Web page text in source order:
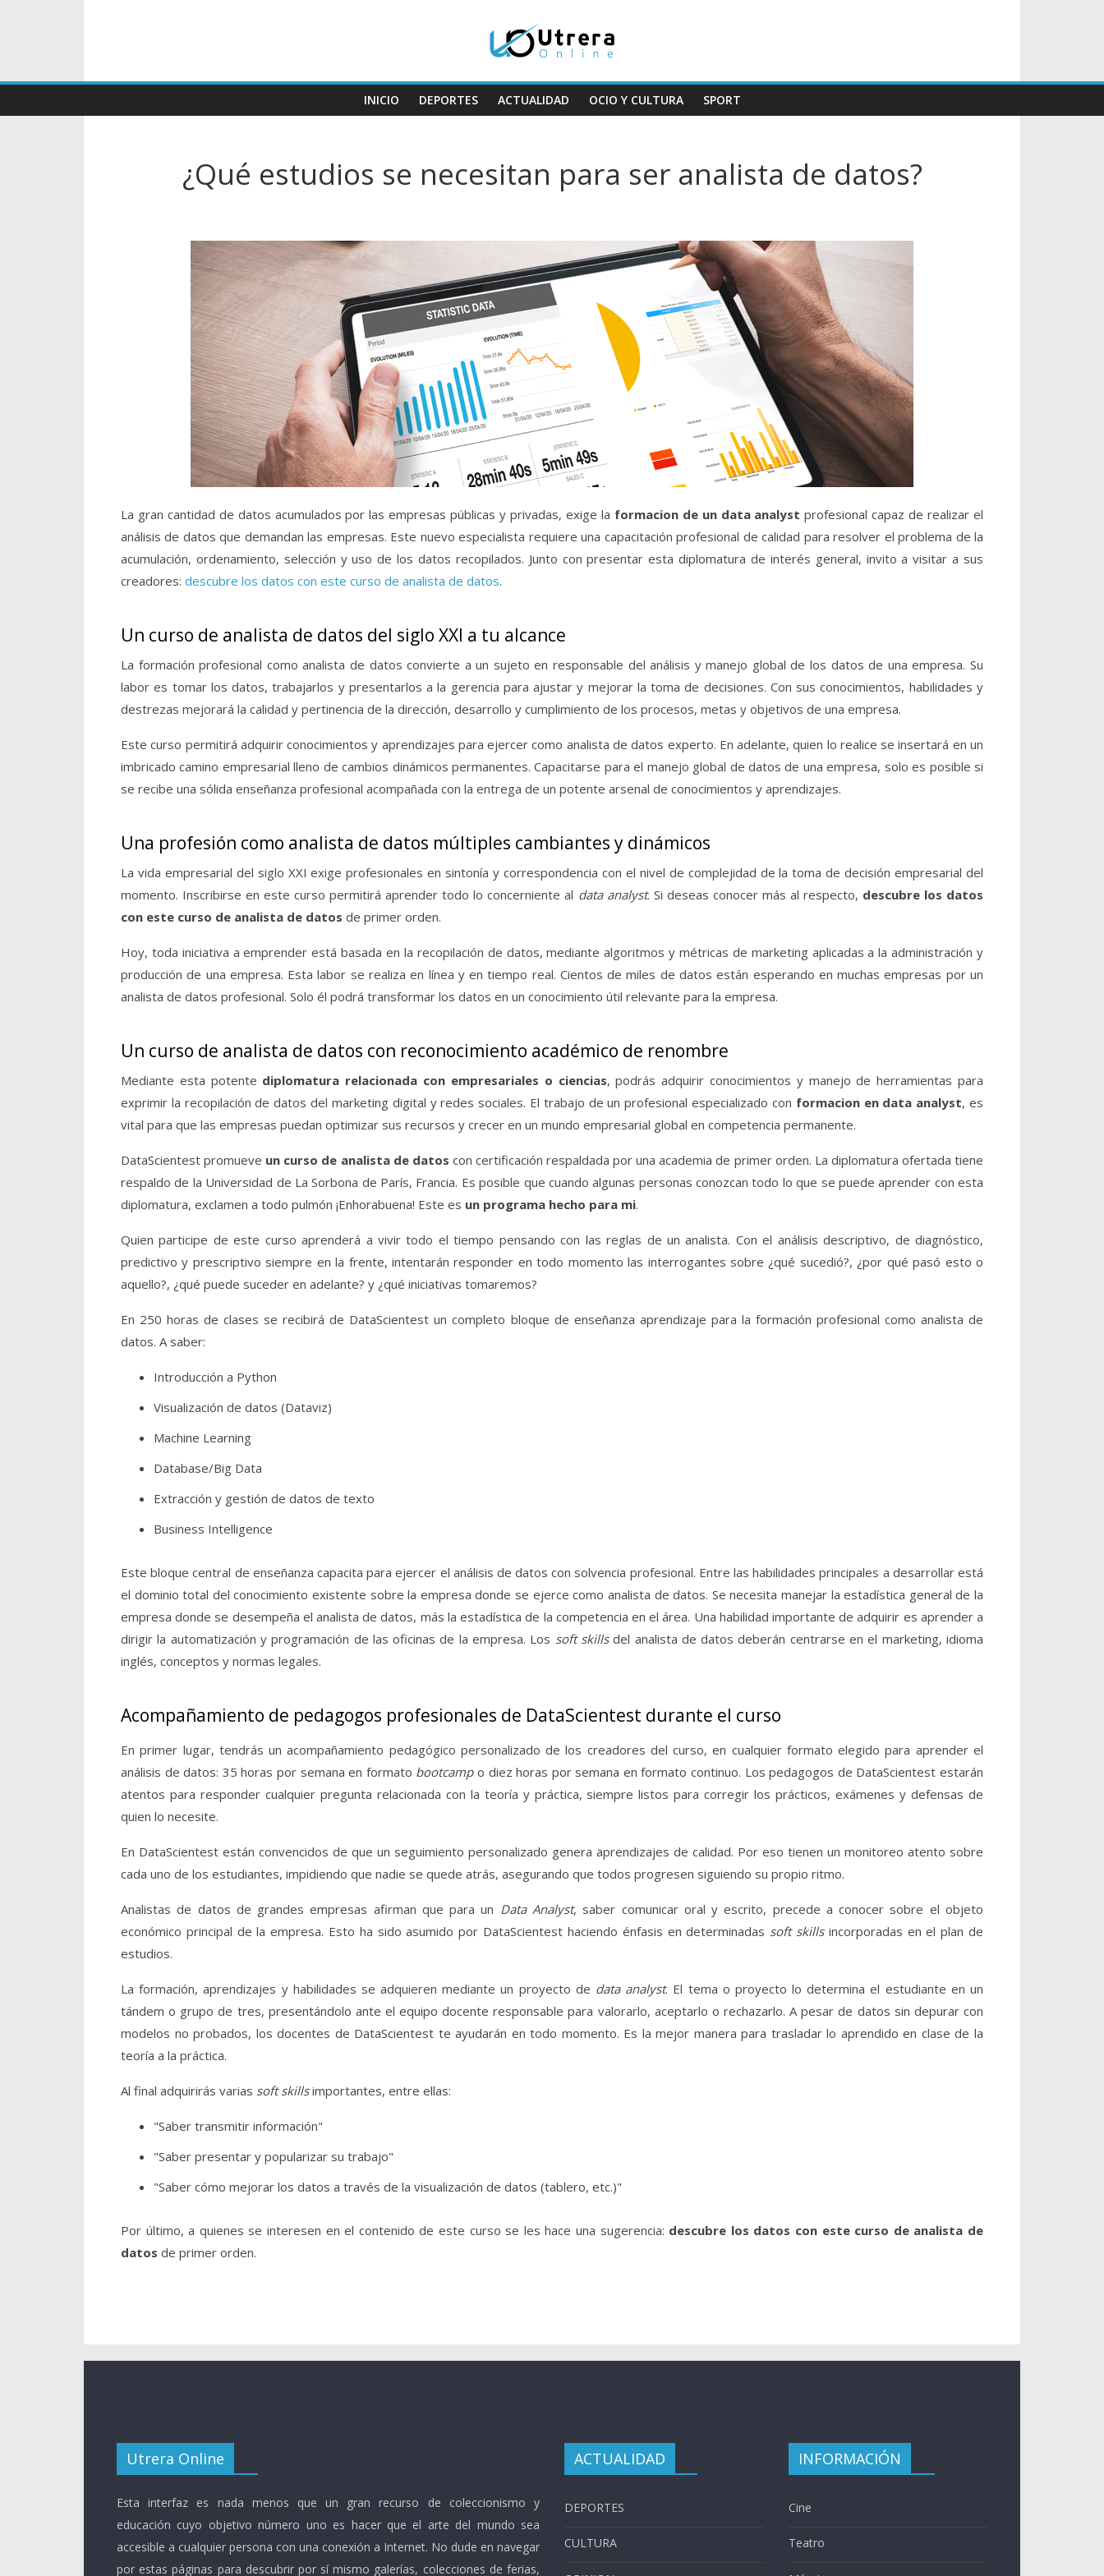
INICIO DEPORTES ACTUALIDAD OCIO Y CULTURA SPORT
¿Qué estudios se necesitan para ser analista de datos?
La gran cantidad de datos acumulados por las empresas públicas y privadas, exige la formacion de un data analyst profesional capaz de realizar el
análisis de datos que demandan las empresas. Este nuevo especialista requiere una capacitación profesional de calidad para resolver el problema de la
acumulación, ordenamiento, selección y uso de los datos recopilados. Junto con presentar esta diplomatura de interés general, invito a visitar a sus
creadores: descubre los datos con este curso de analista de datos.
Un curso de analista de datos del siglo XXI a tu alcance
La formación profesional como analista de datos convierte a un sujeto en responsable del análisis y manejo global de los datos de una empresa. Su
labor es tomar los datos, trabajarlos y presentarlos a la gerencia para ajustar y mejorar la toma de decisiones. Con sus conocimientos, habilidades y
destrezas mejorará la calidad y pertinencia de la dirección, desarrollo y cumplimiento de los procesos, metas y objetivos de una empresa.
Este curso permitirá adquirir conocimientos y aprendizajes para ejercer como analista de datos experto. En adelante, quien lo realice se insertará en un
imbricado camino empresarial lleno de cambios dinámicos permanentes. Capacitarse para el manejo global de datos de una empresa, solo es posible si
se recibe una sólida enseñanza profesional acompañada con la entrega de un potente arsenal de conocimientos y aprendizajes.
Una profesión como analista de datos múltiples cambiantes y dinámicos
La vida empresarial del siglo XXI exige profesionales en sintonía y correspondencia con el nivel de complejidad de la toma de decisión empresarial del
momento. Inscribirse en este curso permitirá aprender todo lo concerniente al data analyst. Si deseas conocer más al respecto, descubre los datos
con este curso de analista de datos de primer orden.
Hoy, toda iniciativa a emprender está basada en la recopilación de datos, mediante algoritmos y métricas de marketing aplicadas a la administración y
producción de una empresa. Esta labor se realiza en línea y en tiempo real. Cientos de miles de datos están esperando en muchas empresas por un
analista de datos profesional. Solo él podrá transformar los datos en un conocimiento útil relevante para la empresa.
Un curso de analista de datos con reconocimiento académico de renombre
Mediante esta potente diplomatura relacionada con empresariales o ciencias, podrás adquirir conocimientos y manejo de herramientas para
exprimir la recopilación de datos del marketing digital y redes sociales. El trabajo de un profesional especializado con formacion en data analyst, es
vital para que las empresas puedan optimizar sus recursos y crecer en un mundo empresarial global en competencia permanente.
DataScientest promueve un curso de analista de datos con certificación respaldada por una academia de primer orden. La diplomatura ofertada tiene
respaldo de la Universidad de La Sorbona de París, Francia. Es posible que cuando algunas personas conozcan todo lo que se puede aprender con esta
diplomatura, exclamen a todo pulmón ¡Enhorabuena! Este es un programa hecho para mi.
Quien participe de este curso aprenderá a vivir todo el tiempo pensando con las reglas de un analista. Con el análisis descriptivo, de diagnóstico,
predictivo y prescriptivo siempre en la frente, intentarán responder en todo momento las interrogantes sobre ¿qué sucedió?, ¿por qué pasó esto o
aquello?, ¿qué puede suceder en adelante? y ¿qué iniciativas tomaremos?
En 250 horas de clases se recibirá de DataScientest un completo bloque de enseñanza aprendizaje para la formación profesional como analista de
datos. A saber:
Introducción a Python
Visualización de datos (Dataviz)
Machine Learning
Database/Big Data
Extracción y gestión de datos de texto
Business Intelligence
Este bloque central de enseñanza capacita para ejercer el análisis de datos con solvencia profesional. Entre las habilidades principales a desarrollar está
el dominio total del conocimiento existente sobre la empresa donde se ejerce como analista de datos. Se necesita manejar la estadística general de la
empresa donde se desempeña el analista de datos, más la estadística de la competencia en el área. Una habilidad importante de adquirir es aprender a
dirigir la automatización y programación de las oficinas de la empresa. Los soft skillsdel analista de datos deberán centrarse en el marketing, idioma
inglés, conceptos y normas legales.
Acompañamiento de pedagogos profesionales de DataScientest durante el curso
En primer lugar, tendrás un acompañamiento pedagógico personalizado de los creadores del curso, en cualquier formato elegido para aprender el
análisis de datos: 35 horas por semana en formato bootcampo diez horas por semana en formato continuo. Los pedagogos de DataScientest estarán
atentos para responder cualquier pregunta relacionada con la teoría y práctica, siempre listos para corregir los prácticos, exámenes y defensas de
quien lo necesite.
En DataScientest están convencidos de que un seguimiento personalizado genera aprendizajes de calidad. Por eso tienen un monitoreo atento sobre
cada uno de los estudiantes, impidiendo que nadie se quede atrás, asegurando que todos progresen siguiendo su propio ritmo.
Analistas de datos de grandes empresas afirman que para un Data Analyst, saber comunicar oral y escrito, precede a conocer sobre el objeto
económico principal de la empresa. Esto ha sido asumido por DataScientest haciendo énfasis en determinadas soft skillsincorporadas en el plan de
estudios.
La formación, aprendizajes y habilidades se adquieren mediante un proyecto de data analyst. El tema o proyecto lo determina el estudiante en un
tándem o grupo de tres, presentándolo ante el equipo docente responsable para valorarlo, aceptarlo o rechazarlo. A pesar de datos sin depurar con
modelos no probados, los docentes de DataScientest te ayudarán en todo momento. Es la mejor manera para trasladar lo aprendido en clase de la
teoría a la práctica.
Al final adquirirás varias soft skillsimportantes, entre ellas:
"Saber transmitir información"
"Saber presentar y popularizar su trabajo"
"Saber cómo mejorar los datos a través de la visualización de datos (tablero, etc.)"
Por último, a quienes se interesen en el contenido de este curso se les hace una sugerencia: descubre los datos con este curso de analista de
datos de primer orden.
Utrera Online
Esta interfaz es nada menos que un gran recurso de coleccionismo y
educación cuyo objetivo número uno es hacer que el arte del mundo sea
accesible a cualquier persona con una conexión a Internet. No dude en navegar
por estas páginas para descubrir por sí mismo galerías, colecciones de ferias,
ACTUALIDAD
DEPORTES
CULTURA
INFORMACIÓN
Cine
Teatro